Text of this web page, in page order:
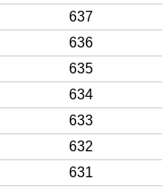
637
636
635
634
633
632
631